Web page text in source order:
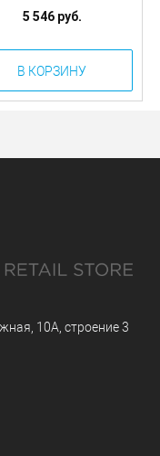
5 546 руб.
В КОРЗИНУ
10А, строение 3